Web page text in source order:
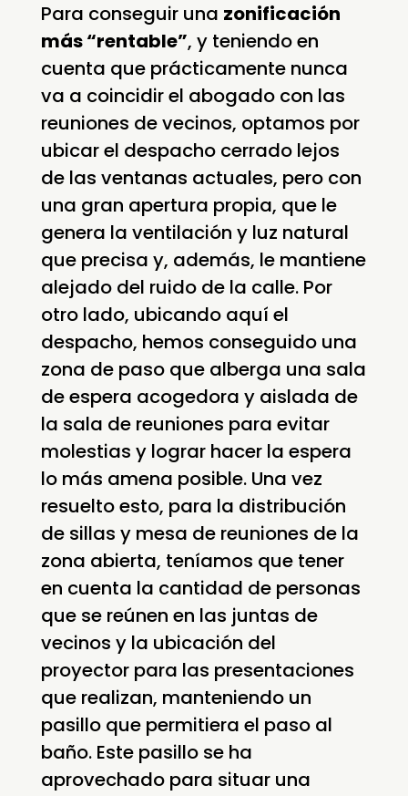
Para conseguir una zonificación
más “rentable”, y teniendo en
cuenta que prácticamente nunca
va a coincidir el abogado con las
reuniones de vecinos, optamos por
ubicar el despacho cerrado lejos
de las ventanas actuales, pero con
una gran apertura propia, que le
genera la ventilación y luz natural
que precisa y, además, le mantiene
alejado del ruido de la calle. Por
otro lado, ubicando aquí el
despacho, hemos conseguido una
zona de paso que alberga una sala
de espera acogedora y aislada de
la sala de reuniones para evitar
molestias y lograr hacer la espera
lo más amena posible. Una vez
resuelto esto, para la distribución
de sillas y mesa de reuniones de la
zona abierta, teníamos que tener
en cuenta la cantidad de personas
que se reúnen en las juntas de
vecinos y la ubicación del
proyector para las presentaciones
que realizan, manteniendo un
pasillo que permitiera el paso al
baño. Este pasillo se ha
aprovechado para situar una